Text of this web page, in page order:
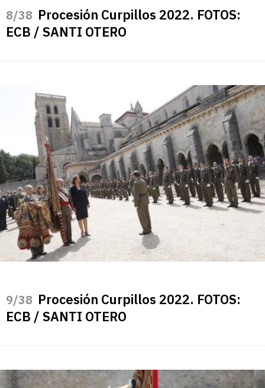
/38 Procesión Curpillos 2022. FOTOS:
ECB / SANTI OTERO
/38 Procesión Curpillos 2022. FOTOS:
ECB / SANTI OTERO